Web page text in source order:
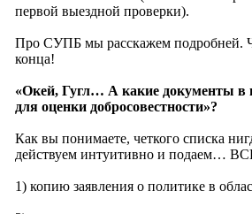
первой выездной проверки).
Про СУПБ мы расскажем подробней.
конца!
«Окей, Гугл… А какие документы в
для оценки добросовестности»?
Как вы понимаете, четкого списка
действуем интуитивно и подаем…
1) копию заявления о политике в